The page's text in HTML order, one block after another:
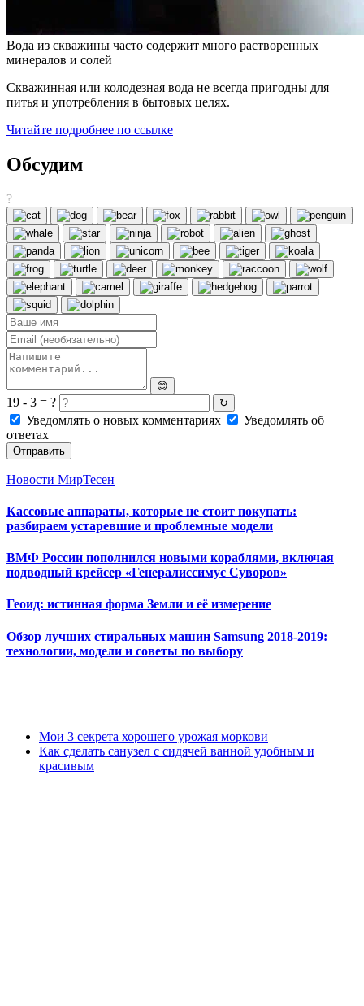
Вода из скважины часто содержит много растворенных
минералов и солей
Скважинная или колодезная вода не всегда пригодны для
питья и употребления в бытовых целях.
Читайте подробнее по ссылке
Обсудим
?
😊
19 - 3 = ? ↻
Уведомлять о новых комментариях
Уведомлять об
ответах
Отправить
Новости МирТесен
Кассовые аппараты, которые не стоит покупать:
разбираем устаревшие и проблемные модели
ВМФ России пополнился новыми кораблями, включая
подводный крейсер «Генералиссимус Суворов»
Геоид: истинная форма Земли и её измерение
Обзор лучших стиральных машин Samsung 2018-2019:
технологии, модели и советы по выбору
Мои 3 секрета хорошего урожая моркови
Как сделать санузел с сидячей ванной удобным и
красивым